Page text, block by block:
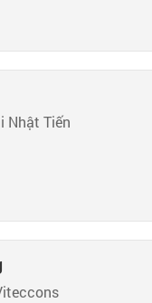
Nhật Tiến